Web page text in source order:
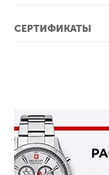
СЕРТИФИКАТЫ